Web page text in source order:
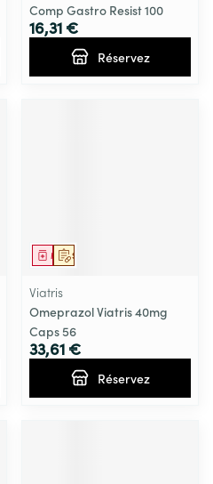
Comp Gastro Resist 100
16,31 €
Réservez
Sur prescription
Médicament
Viatris
Omeprazol Viatris 40mg
Caps 56
33,61 €
Réservez